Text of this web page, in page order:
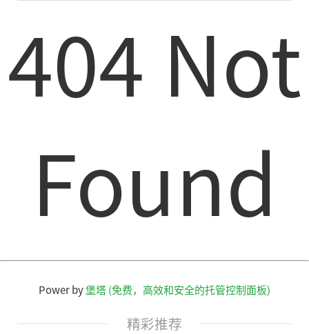
404 Not
Found
Power by堡塔 (免费，高效和安全的托管控制面板)
精彩推荐